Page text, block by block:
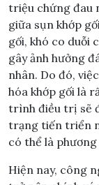
triệu chứng đau
giữa sụn khớp
gối, khó co duỗi
gây ảnh hưởng
nhân. Do đó,
hóa khớp gối là
trình điều trị sẽ
trạng tiến triển
có thể là
Hiện nay, công